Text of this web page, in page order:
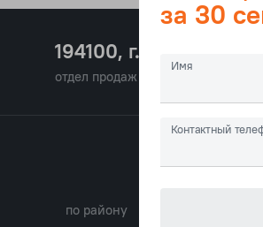
194100, г.
отдел продаж
по району
за 30
Имя
Контактный